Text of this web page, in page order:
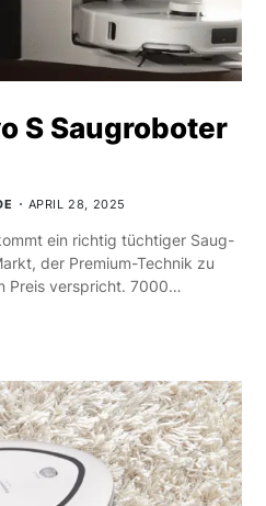
S Saugroboter
APRIL 28, 2025
ein richtig tüchtiger Saug-
der Premium-Technik zu
Preis verspricht. 7000…